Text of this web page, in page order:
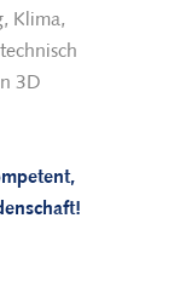
Klima,
3D